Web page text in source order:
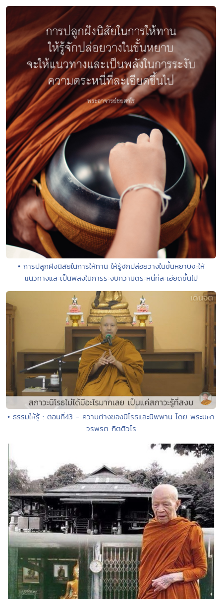
• การปลูกฝังนิสัยในการให้ทาน ให้รู้จักปล่อยวางในขั้นหยาบจะให้
แนวทางและเป็นพลังในการระงับความตระหนี่ที่ละเอียดขึ้นไป
• ธรรมให้รู้ : ตอนที่43 - ความต่างของนิโรธและนิพพาน โดย พระมหา
วรพรต กิตติวโร